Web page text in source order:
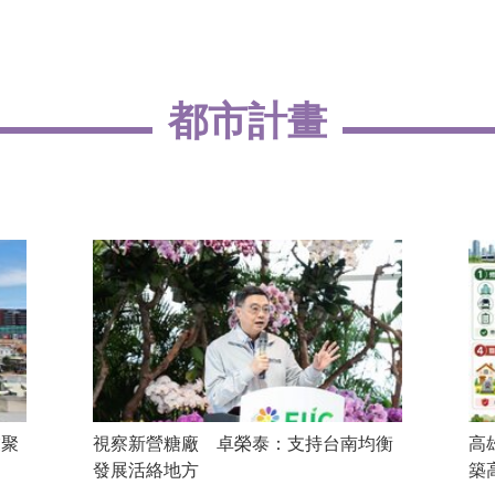
都市計畫
視察新營糖廠 卓榮泰：支持台南均衡
發展活絡地方
高
築